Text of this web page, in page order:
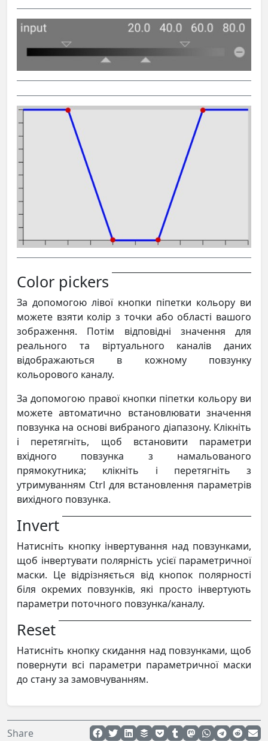
Color pickers
За допомогою лівої кнопки піпетки кольору ви
можете взяти колір з точки або області вашого
зображення. Потім відповідні значення для
реального та віртуального каналів даних
відображаються в кожному повзунку
кольорового каналу.
За допомогою правої кнопки піпетки кольору ви
можете автоматично встановлювати значення
повзунка на основі вибраного діапазону. Клікніть
і перетягніть, щоб встановити параметри
вхідного повзунка з намальованого
прямокутника; клікніть і перетягніть з
утримуванням Ctrl для встановлення параметрів
вихідного повзунка.
Invert
Натисніть кнопку інвертування над повзунками,
щоб інвертувати полярність усієї параметричної
маски. Це відрізняється від кнопок полярності
біля окремих повзунків, які просто інвертують
параметри поточного повзунка/каналу.
Reset
Натисніть кнопку скидання над повзунками, щоб
повернути всі параметри параметричної маски
до стану за замовчуванням.
Share